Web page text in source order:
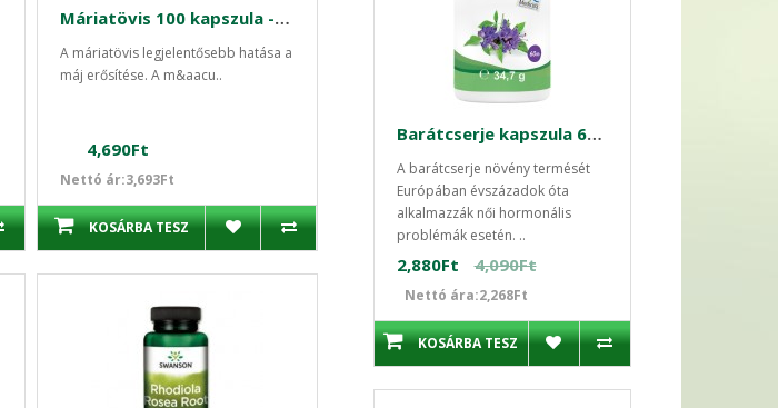
Máriatövis 100 kapszula - májregeneráló Swanson
A máriatövis legjelentősebb hatása a
máj erősítése. A m&aacu..
4,690Ft
Nettó ár:3,693Ft
KOSÁRBA TESZ
Barátcserje kapszula 60 db Medicura
A barátcserje növény termését
Európában évszázadok óta
alkalmazzák női hormonális
problémák esetén. ..
2,880Ft 4,090Ft
Nettó ára:2,268Ft
KOSÁRBA TESZ